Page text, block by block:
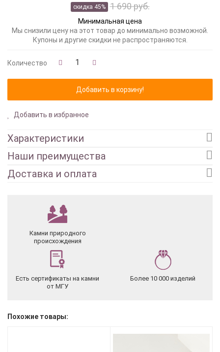
скидка 45% 1 690 руб.
Минимальная цена
Мы снизили цену на этот товар до минимально возможной.
Купоны и другие скидки не распространяются.
Количество
Добавить в избранное
Характеристики
Наши преимущества
Доставка и оплата
Камни природного
происхождения
Есть сертификаты на камни
от МГУ
Более 10 000 изделий
Похожие товары: